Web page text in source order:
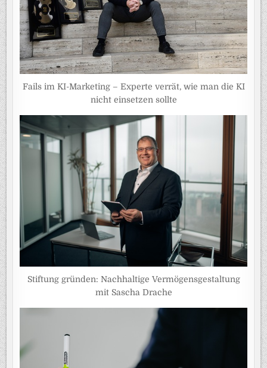
Fails im KI-Marketing – Experte verrät, wie man die KI
nicht einsetzen sollte
Stiftung gründen: Nachhaltige Vermögensgestaltung
mit Sascha Drache